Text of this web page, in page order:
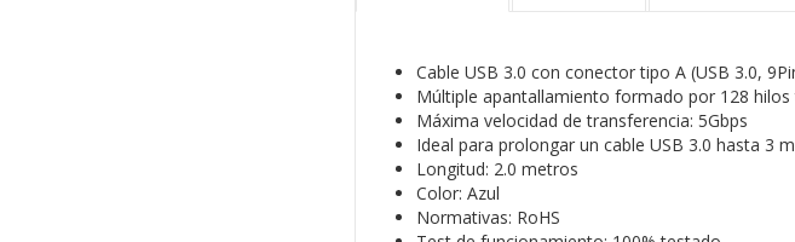
Cable USB 3.0 con conector tipo A (USB 3.0,
Múltiple apantallamiento formado por 128
Máxima velocidad de transferencia: 5Gbps
Ideal para prolongar un cable USB 3.0 hasta 3
Longitud: 2.0 metros
Color: Azul
Normativas: RoHS